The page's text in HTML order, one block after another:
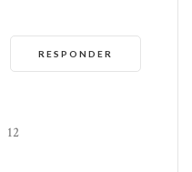
RESPONDER
12